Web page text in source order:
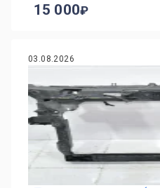
15 000
03.08.2026